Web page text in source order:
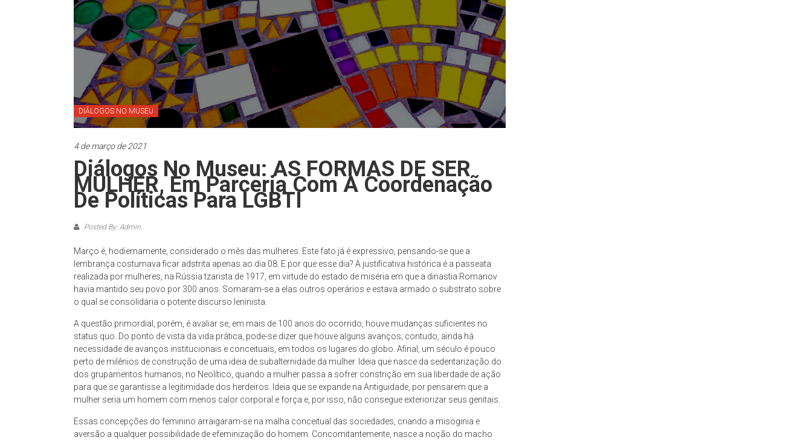
São
Paulo
–
complexo
cultural
museológico,
de
natureza
socioantropológica,
geográfica
histórica
–
propõe
se
um
espaço
de
reflexão,
tem
como
objeto
permanente
de
estudo
a
cidade
DIÁLOGOS NO MUSEU
4 de março de 2021
Diálogos No Museu: AS FORMAS DE SER
MULHER, Em Parceria Com A Coordenação
De Políticas Para LGBTI
Posted By: Admin
Março é, hodiernamente, considerado o mês das mulheres. Este fato já é expressivo, pensando-se que a
lembrança costumava ficar adstrita apenas ao dia 08. E por que esse dia? A justificativa histórica é a passeata
realizada por mulheres, na Rússia tzarista de 1917, em virtude do estado de miséria em que a dinastia Romanov
havia mantido seu povo por 300 anos. Somaram-se a elas outros operários e estava armado o substrato sobre
o qual se consolidaria o potente discurso leninista.
A questão primordial, porém, é avaliar se, em mais de 100 anos do ocorrido, houve mudanças suficientes no
status quo. Do ponto de vista da vida prática, pode-se dizer que houve alguns avanços; contudo, ainda há
necessidade de avanços institucionais e conceituais, em todos os lugares do globo. Afinal, um século é pouco
perto de milênios de construção de uma ideia de subalternidade da mulher. Ideia que nasce da sedentarização do
dos grupamentos humanos, no Neolítico, quando a mulher passa a sofrer constrição em sua liberdade de ação
para que se garantisse a legitimidade dos herdeiros. Ideia que se expande na Antiguidade, por pensarem que a
mulher seria um homem com menos calor corporal e força e, por isso, não consegue exteriorizar seus genitais.
Essas concepções do feminino arraigaram-se na malha conceitual das sociedades, criando a misoginia e
aversão a qualquer possibilidade de efeminização do homem. Concomitantemente, nasce a noção do macho